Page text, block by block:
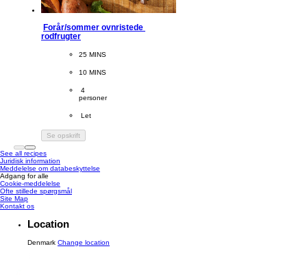
Forår/sommer ovnristede
rodfrugter
CookingTime
25 MINS
PreparationTime
10 MINS
Servings
4
personer
Difficulty
Let
Se opskrift
See all recipes
Juridisk information
Meddelelse om databeskyttelse
Adgang for alle
Cookie-meddelelse
Ofte stillede spørgsmål
Site Map
Kontakt os
Location
Denmark Change location